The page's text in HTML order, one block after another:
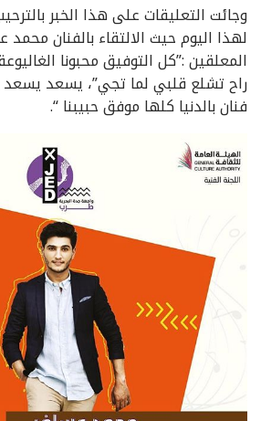
وجائت التعليقات على هذا الخبر
لهذا اليوم حيث الالتقاء بالفنان
المعلقين :”كل التوفيق محبونا
راح تشلع قلبي لما تجي”، يسعد
فنان بالدنيا كلها موفق حبيبنا “.